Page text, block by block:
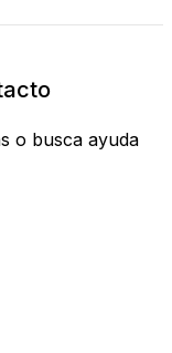
o busca ayuda